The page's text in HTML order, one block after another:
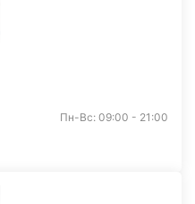
Пн-Вс: 09:00 - 21:00